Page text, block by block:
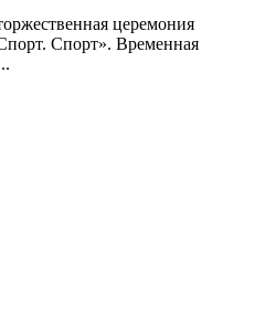
церемония
Спорт». Временная